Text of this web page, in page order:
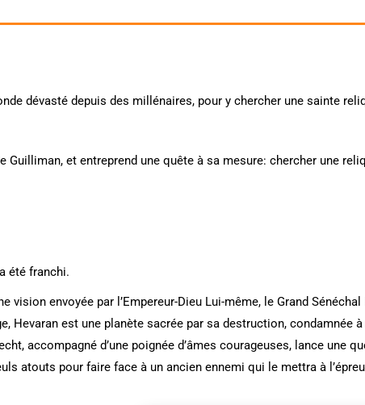
dévasté depuis des millénaires, pour y chercher une sainte
Guilliman, et entreprend une quête à sa mesure: chercher une
été franchi.
envoyée par l’Empereur-Dieu Lui-même, le Grand
Hevaran est une planète sacrée par sa destruction, condamnée
accompagné d’une poignée d’âmes courageuses, lance une
atouts pour faire face à un ancien ennemi qui le mettra à